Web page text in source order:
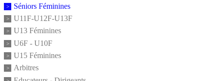
Séniors Féminines
U11F-U12F-U13F
U13 Féminines
U6F - U10F
U15 Féminines
Arbitres